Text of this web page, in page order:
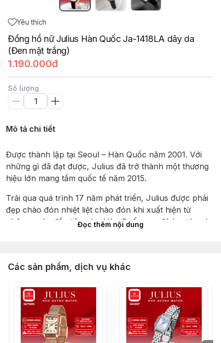
Yêu thích
Đồng hồ nữ Julius Hàn Quốc Ja-1418LA dây da
(Đen mặt trắng)
1.190.000đ
Số lượng
Mô tả chi tiết
Được thành lập tại Seoul – Hàn Quốc năm 2001. Với
những gì đã đạt được, Julius đã trở thành một thương
hiệu lớn mang tầm quốc tế năm 2015.
Trải qua quá trình 17 năm phát triển, Julius được phái
đẹp chào đón nhiệt liệt chào đón khi xuất hiện từ
những ngày đầu tiên như Hàn Quốc sau đó lan tỏa và
Quốc, nhập khẩu máy của Nhật đến lắp ráp tại Trung
Quốc. Tạo nên một mức giá phân khúc phổ thông phù
hợp và cạnh tranh nhất. Xây dựng nên một “đế chế”
vững mạnh trong lòng giới trẻ yêu thời trang.
Đọc thêm nội dung
Các sản phẩm, dịch vụ khác